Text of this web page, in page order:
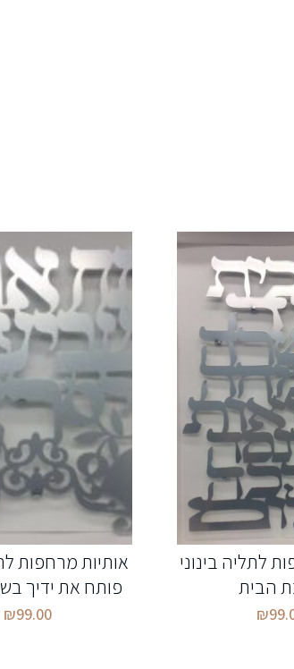
לתליה בינוני
הבית
₪
אותיות מרחפות
פותח את ידיך
₪99.00